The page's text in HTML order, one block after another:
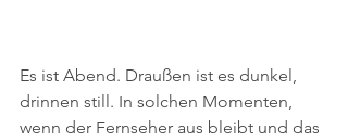
Es ist Abend. Draußen ist es dunkel,
drinnen still. In solchen Momenten,
wenn der Fernseher aus bleibt und das